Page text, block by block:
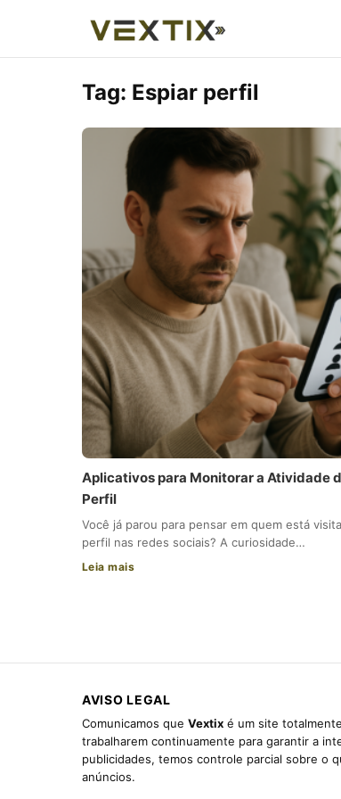
Tag: Espiar perfil
Aplicativos para Monitorar a Atividade
Perfil
Você já parou para pensar em quem está
perfil nas redes sociais? A curiosidade…
Leia mais
AVISO LEGAL
Comunicamos que Vextix é um site
trabalharem continuamente para garantir a
publicidades, temos controle parcial sobre o
anúncios.